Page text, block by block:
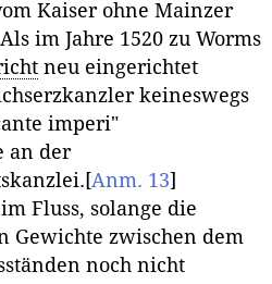
Kaiser ohne Mainzer
im Jahre 1520 zu Worms
neu eingerichtet
keineswegs
imperi"
an der
[Anm. 13]
Fluss, solange die
Gewichte zwischen dem
noch nicht